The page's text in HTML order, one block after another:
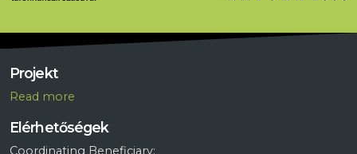
Projekt
Read more
Elérhetőségek
Coordinating Beneficiary: